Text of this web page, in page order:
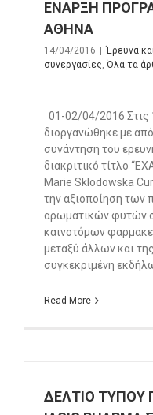
ΕΝΑΡΞΗ
ΑΘΗΝΑ
14/04/2016 Έρευνα
συνεργασίες, Όλα τα
01-02/04/2016 Στις
διοργανώθηκε με
συνάντηση του
διακριτικό τίτλο
Marie Sklodowska
την αξιοποίηση των
αρωματικών φυτών
καινοτόμων
μεταξύ άλλων και
συγκεκριμένη
Read More
ΔΕΛΤΙΟ ΤΥΠΟΥ